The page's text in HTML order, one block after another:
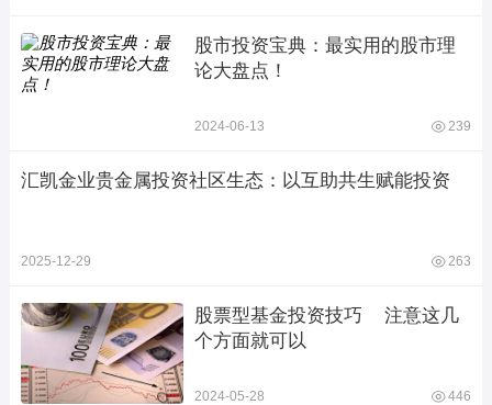
股市投资宝典：最实用的股市理
论大盘点！
2024-06-13 239
汇凯金业贵金属投资社区生态：以互助共生赋能投资
2025-12-29 263
股票型基金投资技巧    注意这几
个方面就可以
2024-05-28 446